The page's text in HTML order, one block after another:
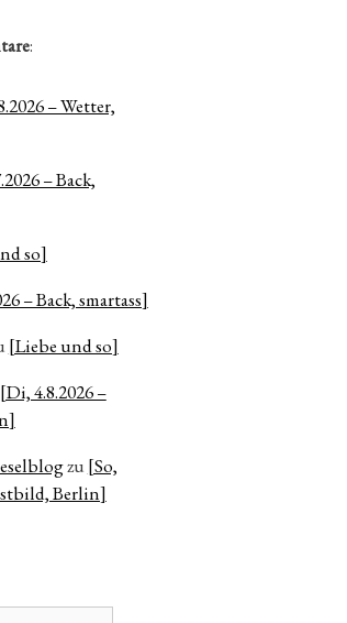
:
– Wetter,
– Back,
so]
– Back, smartass]
[Liebe und so]
[Di, 4.8.2026 –
zu [So,
Berlin]